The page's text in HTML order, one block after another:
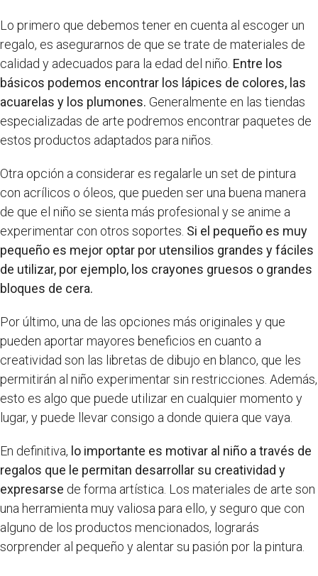
Lo primero que debemos tener en cuenta al escoger un
regalo, es asegurarnos de que se trate de materiales de
calidad y adecuados para la edad del niño. Entre los
básicos podemos encontrar los lápices de colores, las
acuarelas y los plumones. Generalmente en las tiendas
especializadas de arte podremos encontrar paquetes de
estos productos adaptados para niños.
Otra opción a considerar es regalarle un set de pintura
con acrílicos o óleos, que pueden ser una buena manera
de que el niño se sienta más profesional y se anime a
experimentar con otros soportes. Si el pequeño es muy
pequeño es mejor optar por utensilios grandes y fáciles
de utilizar, por ejemplo, los crayones gruesos o grandes
bloques de cera.
Por último, una de las opciones más originales y que
pueden aportar mayores beneficios en cuanto a
creatividad son las libretas de dibujo en blanco, que les
permitirán al niño experimentar sin restricciones. Además,
esto es algo que puede utilizar en cualquier momento y
lugar, y puede llevar consigo a donde quiera que vaya.
En definitiva, lo importante es motivar al niño a través de
regalos que le permitan desarrollar su creatividad y
expresarse de forma artística. Los materiales de arte son
una herramienta muy valiosa para ello, y seguro que con
alguno de los productos mencionados, lograrás
sorprender al pequeño y alentar su pasión por la pintura.